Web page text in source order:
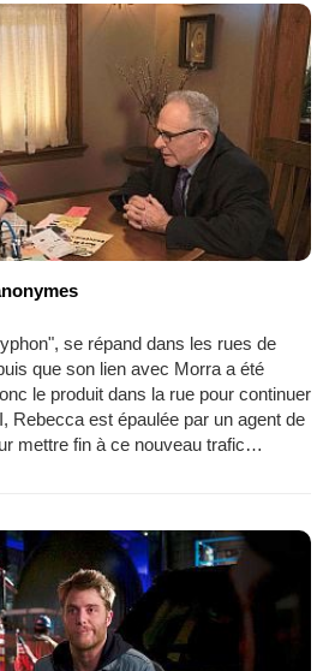
se répand dans les rues de
que son lien avec Morra a été
le produit dans la rue pour continuer
Rebecca est épaulée par un agent de
mettre fin à ce nouveau trafic…